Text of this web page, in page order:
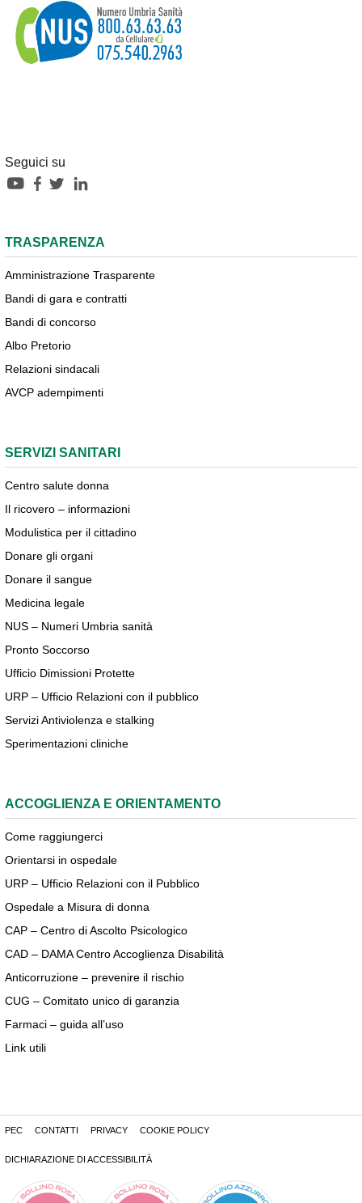
Seguici su
TRASPARENZA
Amministrazione Trasparente
Bandi di gara e contratti
Bandi di concorso
Albo Pretorio
Relazioni sindacali
AVCP adempimenti
SERVIZI SANITARI
Centro salute donna
Il ricovero – informazioni
Modulistica per il cittadino
Donare gli organi
Donare il sangue
Medicina legale
NUS – Numeri Umbria sanità
Pronto Soccorso
Ufficio Dimissioni Protette
URP – Ufficio Relazioni con il pubblico
Servizi Antiviolenza e stalking
Sperimentazioni cliniche
ACCOGLIENZA E ORIENTAMENTO
Come raggiungerci
Orientarsi in ospedale
URP – Ufficio Relazioni con il Pubblico
Ospedale a Misura di donna
CAP – Centro di Ascolto Psicologico
CAD – DAMA Centro Accoglienza Disabilità
Anticorruzione – prevenire il rischio
CUG – Comitato unico di garanzia
Farmaci – guida all’uso
Link utili
PEC CONTATTI PRIVACY COOKIE POLICY
DICHIARAZIONE DI ACCESSIBILITÀ